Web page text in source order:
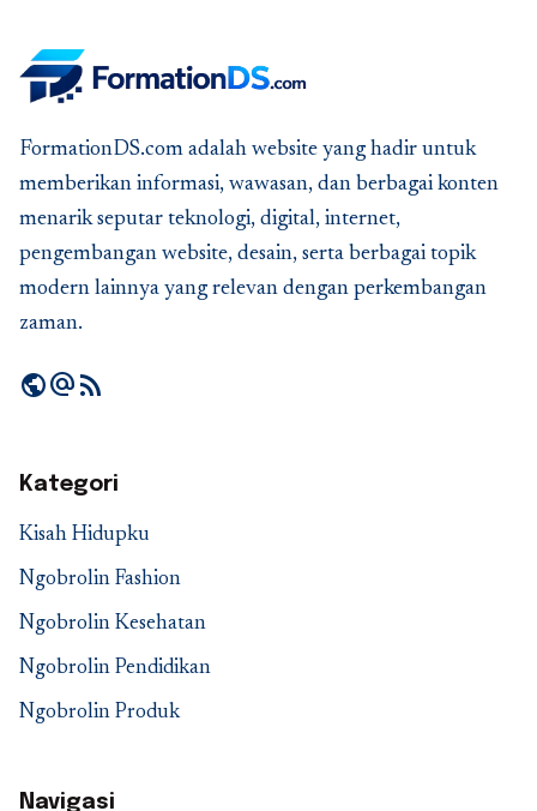
FormationDS.com adalah website yang hadir untuk
memberikan informasi, wawasan, dan berbagai konten
menarik seputar teknologi, digital, internet,
pengembangan website, desain, serta berbagai topik
modern lainnya yang relevan dengan perkembangan
zaman.
publicalternate_emailrss_feed
Kategori
Kisah Hidupku
Ngobrolin Fashion
Ngobrolin Kesehatan
Ngobrolin Pendidikan
Ngobrolin Produk
Navigasi